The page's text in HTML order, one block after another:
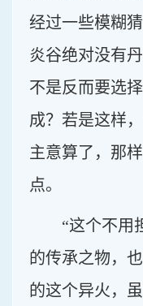
经过一些模糊
炎谷绝对没有
不是反而要选
成？若是这样
主意算了，那
点。
“这个不用
的传承之物，
的这个异火，